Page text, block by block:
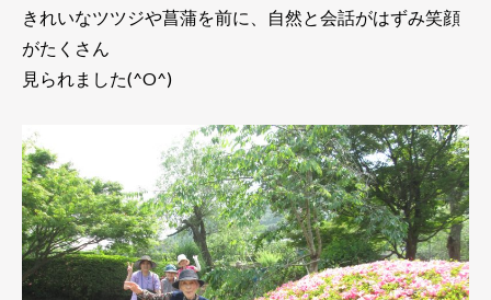
きれいなツツジや菖蒲を前に、自然と会話がはずみ笑顔
がたくさん
見られました(^O^)